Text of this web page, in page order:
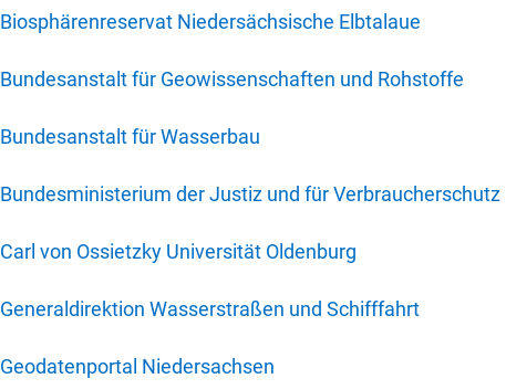
Biosphärenreservat Niedersächsische Elbtalaue
Bundesanstalt für Geowissenschaften und Rohstoffe
Bundesanstalt für Wasserbau
Bundesministerium der Justiz und für Verbraucherschutz
Carl von Ossietzky Universität Oldenburg
Generaldirektion Wasserstraßen und Schifffahrt
Geodatenportal Niedersachsen